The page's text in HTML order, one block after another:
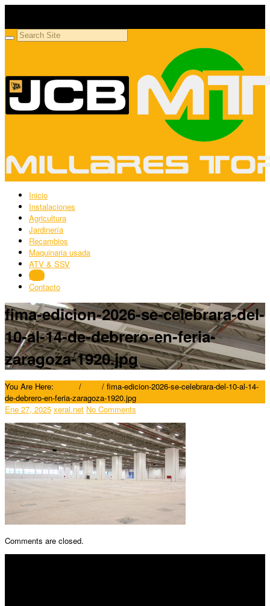
Inicio
Instalaciones
Agricultura
Jardinería
Recambios
Maquinaria usada
ATV & SSV
Blog
Contacto
fima-edicion-2026-se-celebrara-del-
10-al-14-de-debrero-en-feria-
zaragoza-1920.jpg
You Are Here: / / fima-edicion-2026-se-celebrara-del-10-al-14-
de-debrero-en-feria-zaragoza-1920.jpg
Ene 27, 2025 xeral.net No Comments
Comments are closed.